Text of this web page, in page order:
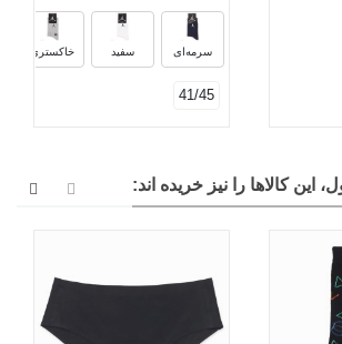
سرمه‌ای سفید خاکستری
41/45
این کالاها را نیز خریده اند: